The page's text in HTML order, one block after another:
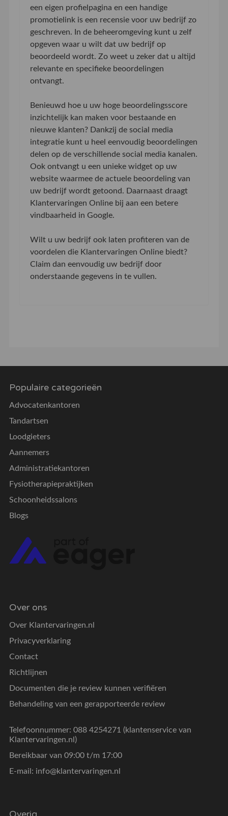
een eigen profielpagina en een handige
promotielink is een recensie voor uw bedrijf zo
geschreven. In de beheeromgeving kunt u zelf
opgeven waar u wilt dat uw bedrijf op
beoordeeld wordt. Zo weet u zeker dat u altijd
relevante en specifieke beoordelingen
ontvangt.
Benieuwd hoe u uw hoge beoordelingsscore
inzichtelijk kan maken voor bestaande en
nieuwe klanten? Dankzij de social media
integratie kunt u heel eenvoudig beoordelingen
delen op de verschillende social media kanalen.
Ook ontvangt u een unieke widget op uw
website waarmee de actuele beoordeling van
uw bedrijf wordt getoond. Daarnaast draagt
Klantervaringen Online bij aan een betere
vindbaarheid in Google.
Wilt u uw bedrijf ook laten profiteren van de
voordelen die Klantervaringen Online biedt?
Claim dan eenvoudig uw bedrijf door
onderstaande gegevens in te vullen.
Populaire categorieën
Advocatenkantoren
Tandartsen
Loodgieters
Aannemers
Administratiekantoren
Fysiotherapiepraktijken
Schoonheidssalons
Blogs
Over ons
Over Klantervaringen.nl
Privacyverklaring
Contact
Richtlijnen
Documenten die je review kunnen verifiëren
Behandeling van een gerapporteerde review
Telefoonnummer: 088 4254271 (klantenservice van
Klantervaringen.nl)
Bereikbaar van 09:00 t/m 17:00
E-mail: info@klantervaringen.nl